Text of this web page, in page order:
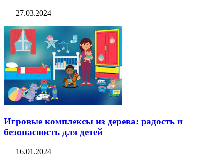
27.03.2024
Игровые комплексы из дерева: радость и
безопасность для детей
16.01.2024